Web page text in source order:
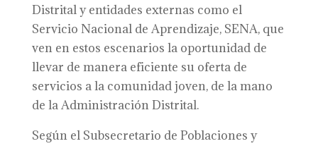
Distrital y entidades externas como el
Servicio Nacional de Aprendizaje, SENA, que
ven en estos escenarios la oportunidad de
llevar de manera eficiente su oferta de
servicios a la comunidad joven, de la mano
de la Administración Distrital.
Según el Subsecretario de Poblaciones y